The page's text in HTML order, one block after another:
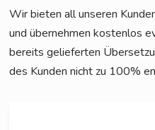
Wir bie­ten all unse­ren
und über­neh­men kos­ten­los
bereits gelie­fer­ten
des Kun­den nicht zu 100%